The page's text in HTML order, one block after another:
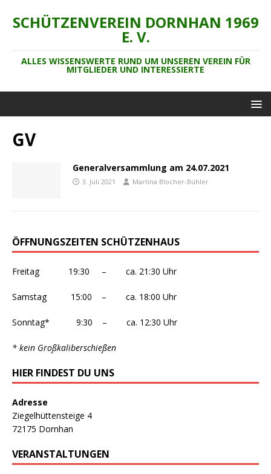
SCHÜTZENVEREIN DORNHAN 1969
E. V.
ALLES WISSENSWERTE RUND UM UNSEREN VEREIN FÜR
MITGLIEDER UND INTERESSIERTE
GV
Generalversammlung am 24.07.2021
3. Juli 2021 Martina Blocher-Bühler
ÖFFNUNGSZEITEN SCHÜTZENHAUS
Freitag 19:30 – ca. 21:30 Uhr
Samstag 15:00 – ca. 18:00 Uhr
Sonntag* 9:30 – ca. 12:30 Uhr
* kein Großkaliberschießen
HIER FINDEST DU UNS
Adresse
Ziegelhüttensteige 4
72175 Dornhan
VERANSTALTUNGEN